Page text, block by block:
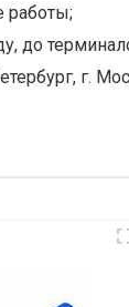
работы;
до
г.